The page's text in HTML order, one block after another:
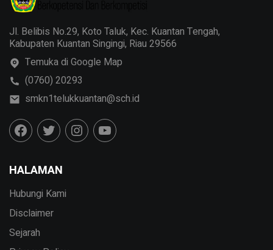
Jl. Belibis No.29, Koto Taluk, Kec. Kuantan Tengah,
Kabupaten Kuantan Singingi, Riau 29566
Temuka di Google Map
(0760) 20293
smkn1telukkuantan@sch.id
HALAMAN
Hubungi Kami
Disclaimer
Sejarah